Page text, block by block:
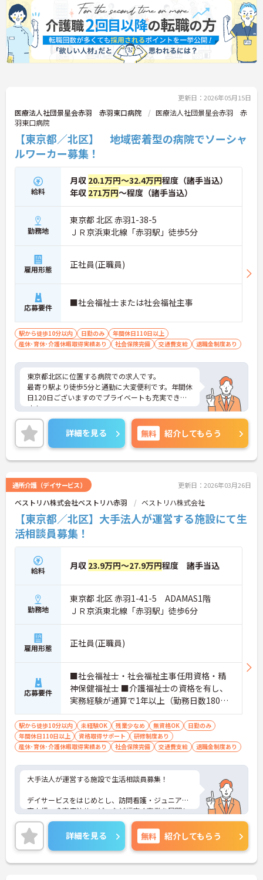
更新日：2026年05月15日
医療法人社団景星会赤羽 赤羽東口病院
医療法人社団景星会赤羽 赤
羽東口病院
【東京都／北区】 地域密着型の病院でソーシャ
ルワーカー募集！
給料
月収 20.1万円～32.4万円程度（諸手当込）
年収 271万円～程度（諸手当込）
勤務地
東京都 北区 赤羽1-38-5
ＪＲ京浜東北線「赤羽駅」徒歩5分
雇用形態 正社員(正職員)
応募要件 ■社会福祉士または社会福祉主事
駅から徒歩10分以内 日勤のみ
年間休日110日以上
産休･育休･介護休暇取得実績あり
社会保険完備 交通費支給 退職金制度あり
東京都北区に位置する病院での求人です。
最寄り駅より徒歩5分と通勤に大変便利です。年間休
日120日ございますのでプライベートも充実できま
す！
ご興味のある方はお気軽にお問い合わせ下さい。
詳細を見る 無料 紹介してもらう
通所介護（デイサービス） 更新日：2026年03月26日
ベストリハ株式会社ベストリハ赤羽 ベストリハ株式会社
【東京都／北区】大手法人が運営する施設にて生
活相談員募集！
給料 月収 23.9万円～27.9万円程度 諸手当込
勤務地
東京都 北区 赤羽1-41-5 ADAMAS1階
ＪＲ京浜東北線「赤羽駅」徒歩6分
雇用形態 正社員(正職員)
応募要件
■社会福祉士・社会福祉主事任用資格・精
神保健福祉士 ■介護福祉士の資格を有し、
実務経験が通算で1年以上（勤務日数180日
以上）ある方 ■老人福祉施設の施設長経験
が通算で1年以上（勤務日数180日以上）あ
る方 ※上記のいずれかの資格をお持ちの方
駅から徒歩10分以内 未経験OK 残業少なめ 無資格OK
日勤のみ
年間休日110日以上
資格取得サポート
研修制度あり
産休･育休･介護休暇取得実績あり
社会保険完備 交通費支給 退職金制度あり
大手法人が運営する施設で生活相談員募集！
デイサービスをはじめとし、訪問看護・ジュニア教
育支援・食事療法サービスなど幅広く事業を展開し
ています。
日曜固定休の完全週休2日制で、年間休日は120日以
上！しっかり休んでプライベートも充実！
詳細を見る 無料 紹介してもらう